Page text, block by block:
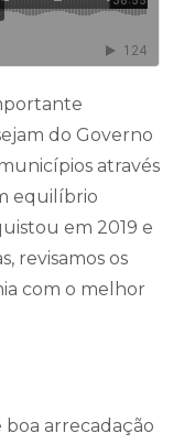
do Governo
através
equilíbrio
em 2019 e
revisamos os
com o melhor
boa arrecadação